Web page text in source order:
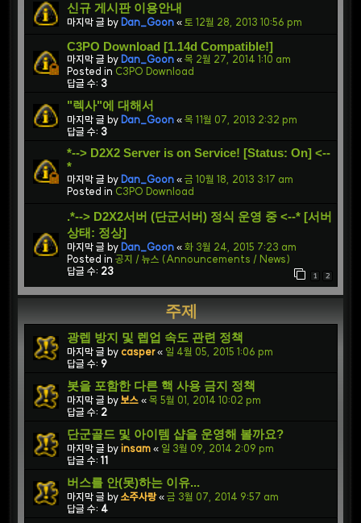
신규 게시판 이용안내
마지막 글 by Dan_Goon « 토 12월 28, 2013 10:56 pm
C3PO Download [1.14d Compatible!]
마지막 글 by Dan_Goon « 목 2월 27, 2014 1:10 am
Posted in C3PO Download
답글 수: 3
"렉사"에 대해서
마지막 글 by Dan_Goon « 목 11월 07, 2013 2:32 pm
답글 수: 3
*--> D2X2 Server is on Service! [Status: On] <--
*
마지막 글 by Dan_Goon « 금 10월 18, 2013 3:17 am
Posted in C3PO Download
.*--> D2X2서버 (단군서버) 정식 운영 중 <--* [서버
상태: 정상]
마지막 글 by Dan_Goon « 화 3월 24, 2015 7:23 am
Posted in 공지 / 뉴스 (Announcements / News)
답글 수: 23 1 2
주제
광렙 방지 및 렙업 속도 관련 정책
마지막 글 by casper« 일 4월 05, 2015 1:06 pm
답글 수: 9
봇을 포함한 다른 핵 사용 금지 정책
마지막 글 by 보스 « 목 5월 01, 2014 10:02 pm
답글 수: 2
단군골드 및 아이템 샵을 운영해 볼까요?
마지막 글 by insam « 일 3월 09, 2014 2:09 pm
답글 수: 11
버스를 안(못)하는 이유...
마지막 글 by 소주사랑« 금 3월 07, 2014 9:57 am
답글 수: 4